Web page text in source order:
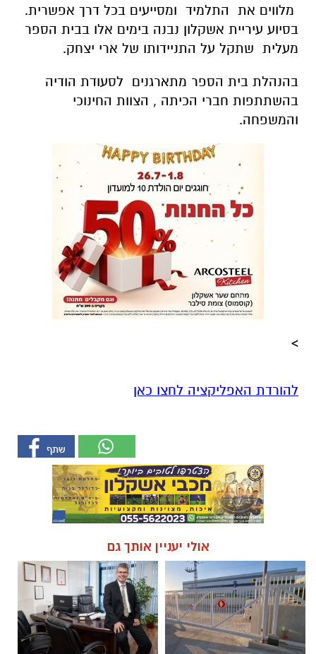
מלווים את התלמיד ומסייעים בכל דרך אפשרית.
בסיוע עיריית אשקלון נבנה בימים אלו בבית הספר
מעלית שתקל על התניידותו של ארי יצחק.
בהנהלת בית הספר מתארגנים לסעודת הודיה
בהשתתפות חברי הכיתה , הצוות החינוכי
והמשפחה.
>‎‬
להורדת האפליקציה לחצו כאן
אולי יעניין אותך גם